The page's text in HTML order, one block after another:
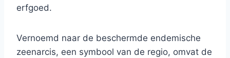
erfgoed.
Vernoemd naar de beschermde endemische
zeenarcis, een symbool van de regio, omvat de